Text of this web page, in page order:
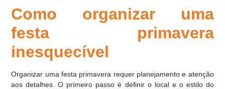
Como organizar uma
festa primavera
inesquecível
Organizar uma festa primavera requer planejamento e atenção
aos detalhes. O primeiro passo é definir o local e o estilo do